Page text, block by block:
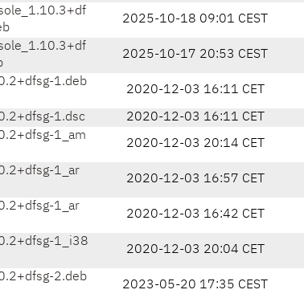
2025-10-18 09:01 CEST
2025-10-17 20:53 CEST
1.deb
2020-12-03 16:11 CET
1.dsc 2020-12-03 16:11 CET
1_am
2020-12-03 20:14 CET
1_ar
2020-12-03 16:57 CET
1_ar
2020-12-03 16:42 CET
1_i38
2020-12-03 20:04 CET
2.deb
2023-05-20 17:35 CEST